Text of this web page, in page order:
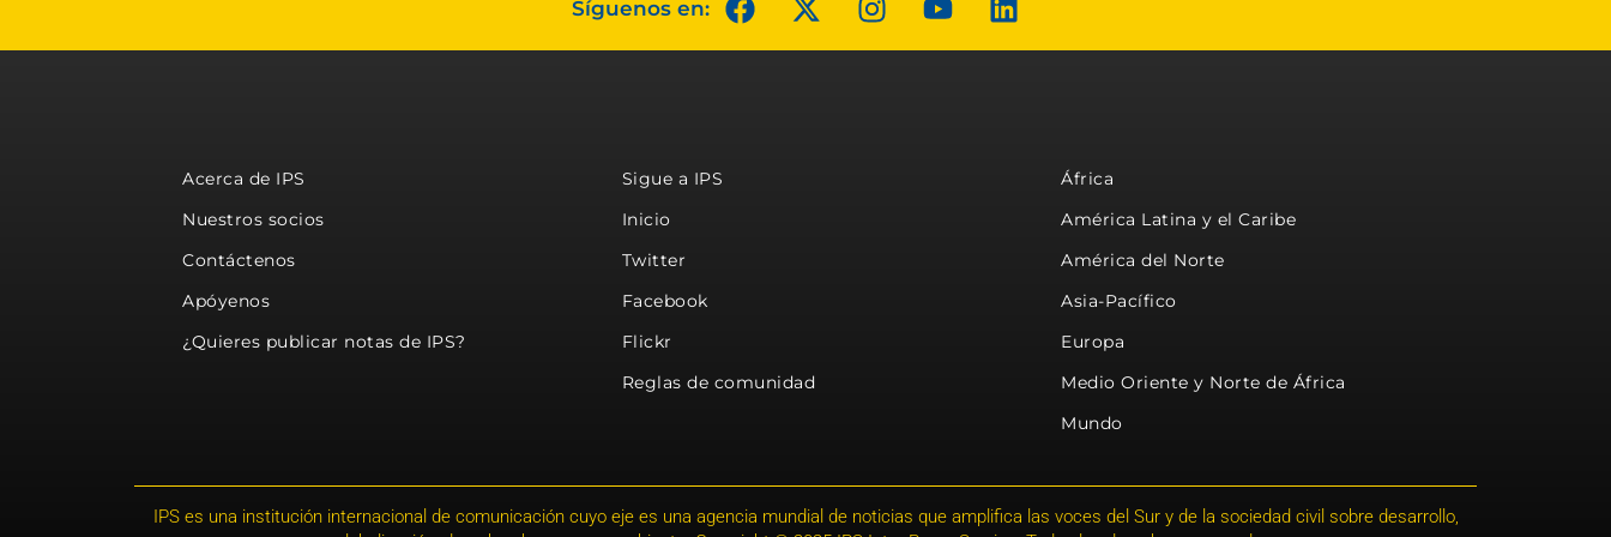
Síguenos en:
Acerca de IPS
Nuestros socios
Contáctenos
Apóyenos
¿Quieres publicar notas de IPS?
Sigue a IPS
Inicio
Twitter
Facebook
Flickr
Reglas de comunidad
África
América Latina y el Caribe
América del Norte
Asia-Pacífico
Europa
Medio Oriente y Norte de África
Mundo
IPS es una institución internacional de comunicación cuyo eje es una agencia mundial de noticias que amplifica las voces del Sur y de la sociedad civil sobre desarrollo,